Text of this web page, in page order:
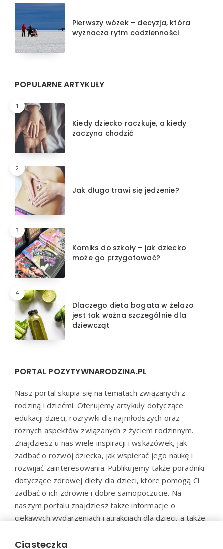
Pierwszy wózek – decyzja, która
wyznacza rytm codzienności
POPULARNE ARTYKUŁY
1
Kiedy dziecko raczkuje, a kiedy
zaczyna chodzić
2
Jak długo trawi się jedzenie?
3
Komiks do szkoły – jak dziecko
może go przygotować?
4
Dlaczego dieta bogata w żelazo
jest tak ważna szczególnie dla
dziewcząt
PORTAL POZYTYWNARODZINA.PL
Nasz portal skupia się na tematach związanych z
rodziną i dziećmi. Oferujemy artykuły dotyczące
edukacji dzieci, rozrywki dla najmłodszych oraz
różnych aspektów związanych z życiem rodzinnym.
Znajdziesz u nas wiele inspiracji i wskazówek, jak
zadbać o rozwój dziecka, jak wspierać jego naukę i
rozwijać zainteresowania. Publikujemy także poradniki
dotyczące zdrowej diety dla dzieci, które pomogą Ci
zadbać o ich zdrowie i dobre samopoczucie. Na
naszym portalu znajdziesz także informacje o
ciekawych wydarzeniach i atrakcjach dla dzieci, a także
maluchom spędzić czas w sposób aktywny i
Ciasteczka